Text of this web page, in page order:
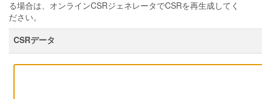
る場合は、オンラインCSRジェネレータでCSRを再生成してく
ださい。
CSRデータ